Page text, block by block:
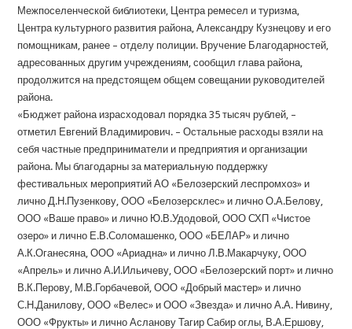
Межпоселенческой библиотеки, Центра ремесел и туризма,
Центра культурного развития района, Александру Кузнецову и его
помощникам, ранее – отделу полиции. Вручение Благодарностей,
адресованных другим учреждениям, сообщил глава района,
продолжится на предстоящем общем совещании руководителей
района.
«Бюджет района израсходовал порядка 35 тысяч рублей, –
отметил Евгений Владимирович. – Остальные расходы взяли на
себя частные предприниматели и предприятия и организации
района. Мы благодарны за материальную поддержку
фестивальных мероприятий АО «Белозерский леспромхоз» и
лично Д.Н.Пузенкову, ООО «Белозерсклес» и лично О.А.Белову,
ООО «Ваше право» и лично Ю.В.Удодовой, ООО СХП «Чистое
озеро» и лично Е.В.Соломашенко, ООО «БЕЛАР» и лично
А.К.Оганесяна, ООО «Ариадна» и лично Л.В.Макарчуку, ООО
«Апрель» и лично А.И.Ильичеву, ООО «Белозерский порт» и лично
В.К.Перову, М.В.Горбачевой, ООО «Добрый мастер» и лично
С.Н.Данилову, ООО «Велес» и ООО «Звезда» и лично А.А. Нивину,
ООО «Фрукты» и лично Асланову Тагир Сабир оглы, В.А.Ершову,